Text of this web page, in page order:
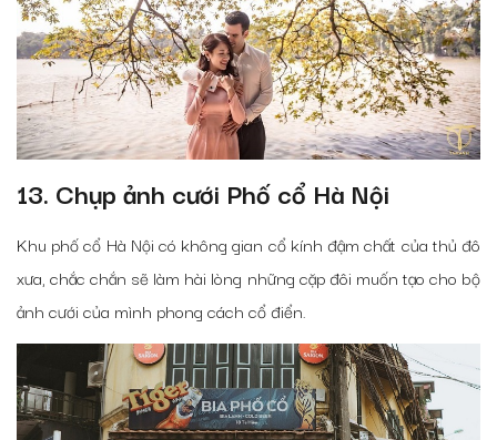
13. Chụp ảnh cưới Phố cổ Hà Nội
Khu phố cổ Hà Nội có không gian cổ kính đậm chất của thủ đô
xưa, chắc chắn sẽ làm hài lòng những cặp đôi muốn tạo cho bộ
ảnh cưới của mình phong cách cổ điển.